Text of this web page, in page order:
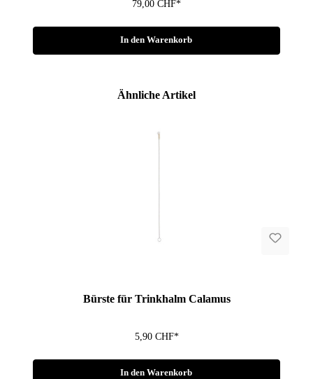
79,00 CHF*
In den Warenkorb
Produktgalerie überspringenÄhnliche Artikel
Bürste für Trinkhalm Calamus
5,90 CHF*
In den Warenkorb